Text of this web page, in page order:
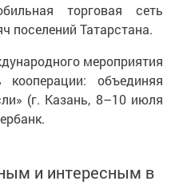
торговая сеть
поселений Татарстана.
мероприятия
объединяя
(г. Казань, 8–10 июля
и интересным в